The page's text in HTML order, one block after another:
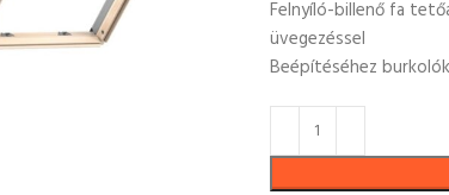
Felnyíló-billenő fa
üvegezéssel
Beépítéséhez